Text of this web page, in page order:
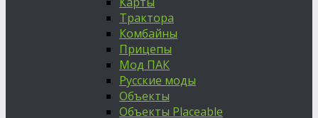
Трактора
Комбайны
Прицепы
Мод ПАК
Русские моды
Объекты
Объекты Placeable